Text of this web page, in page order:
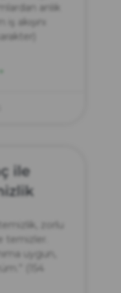
anlık
akışını
ile
zorlu
temizler.
uygun,
(154